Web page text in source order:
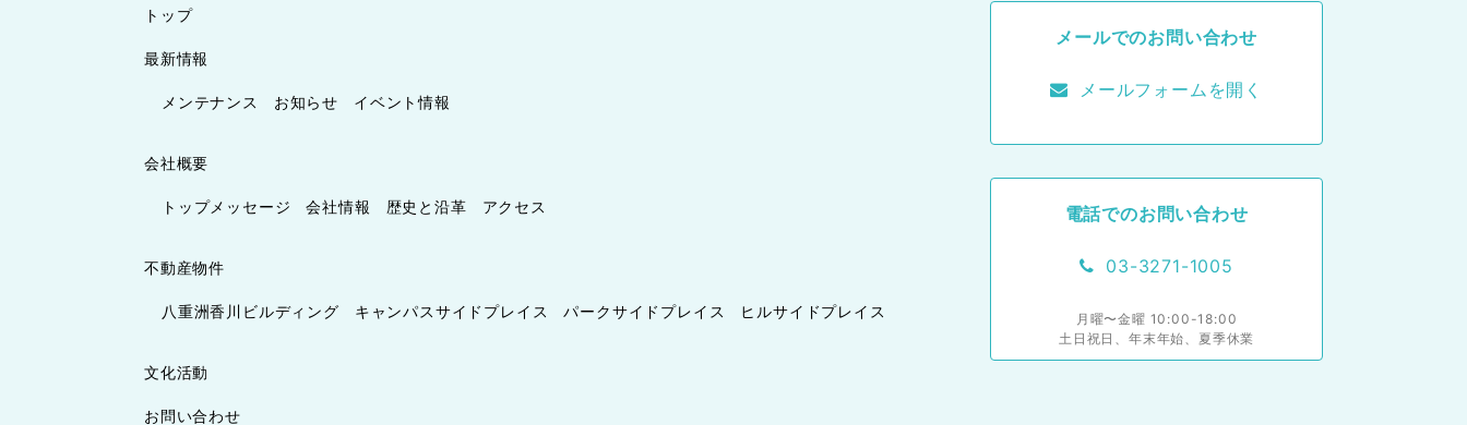
トップ
最新情報
メンテナンス お知らせ イベント情報
会社概要
トップメッセージ 会社情報 歴史と沿革 アクセス
不動産物件
八重洲香川ビルディング キャンパスサイドプレイス パークサイドプレイス ヒルサイドプレイス
文化活動
お問い合わせ
メールでのお問い合わせ
メールフォームを開く
電話でのお問い合わせ
03-3271-1005
月曜〜金曜 10:00-18:00
土日祝日、年末年始、夏季休業